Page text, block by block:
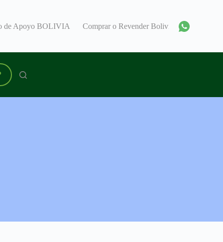
de Apoyo BOLIVIA Comprar o Revender Bolivia Encuentra